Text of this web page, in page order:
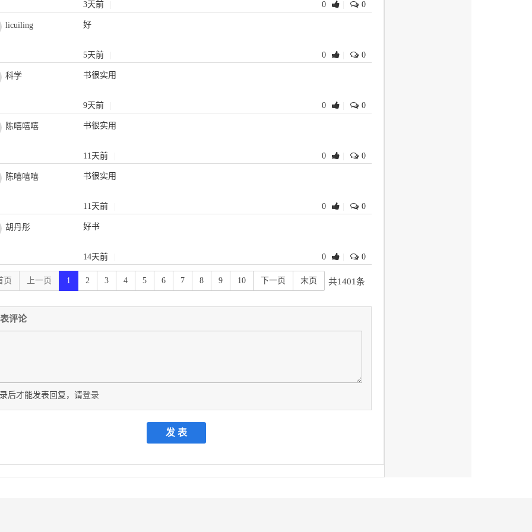
和质量控制， 脉络分明， 条理清晰， 但是在局部内容的筛选与精炼方面还存在不足， 为
对第２ 版教材进行了修订工作。 本书主要修订了以下内容： １） 在绪论中增加了“单工
造系统” “机器与零件” 两部分内容， 其目的是让学生了解随着制造技术的发展， 加工
完成多道工序，甚至可以进行车、铣等复合加工。通过介绍机器与零件， 使学生建立机
从设计到制造的总体思路， 即设计是由功能需求到机器、再到零件的过程， 而制造是
到机器的过程。 ２） 在第二章、第三章中， 将原来第七章高速切削部分的内容精简后
这样使内容更加完整， 进一步增强了知识的系统性。 ３） 在第四章增加了调刀基准的概
主要是为了使学生在分析定位误差时更容易理解定位误差产生原因的本质。同时增加了
定位方案的分析和定位误差的计算。 ４） 重新编写了第五章、第六章的内容， 将原来第
“零件获得加工精度的方法” 移到第五章第一节中， 将原来第六章第七节“工艺性问题” 分
件和产品的分析中。如此编排可使知识点更加系统完整， 以便在讲授或学生学习时保
连贯。第３ 版大大精简了机械加工中振动一节的内容。从机械加工过程的角度介绍了
的基本概念， 包括振动类型以及抑振措施等， 具体的振动原理可通过学习其他课程获
５） 重新编写了第七章“快速成形技术” 一节， 增加了“精密超精密加工技术” 一节， 删
来“高速机床” 一节， 精简了微细加工部分的内容。 ６） 对全书的思考与练习题进行了
写。 本次修订是在充分借鉴西安交通大学的经典教材———顾崇衔教授编著的《机械
工艺学》（第３ 版） （陕西科学技术出版社， １９９１ 年） 和龚定安教授编著的《机
具设计》（西安交通大学出版社， １９９２ 年） 的基础上， 经过精简编写而成。在此谨
们表示敬意。 本次修订工作由卢秉恒教授任主编， 赵万华教授、洪军教授任副主编；
、第五章、第六章由赵万华教授负责修订； 金涛老师编写了第七章第二节，并修订了第
、第四章的部分内容以及全书的思考与练习题； 魏正英副教授对全书的标准、符号等进
对。全书由卢秉恒教授统稿。浙江大学谭建荣教授、西安交通大学陈人亨教授对全书进
审定， 在此表示衷心的感谢！ 本次修订过程中， 由于编者水平有限， 疏漏之处在所难
恳请使用本书的广大师生、读者以及同仁多提宝贵意见， 以求不断完善本书的内容。
意见和建设性的建议。５ 年里部分院校也编写了多本《机械制造技术基础》教材。 本次
是在总结５ 年实践经验的基础上， 参照其他版本的同类教材， 汲取了使用该教材院校提
设性意见， 根据全国高等工业学校教学指导委员会机械制造教学指导小组审议通过的
大纲修订而成。在内容编排和体系构成上进行了较大的调整， 遵循了学生认识机械制造
的认知规律， 首先是加工方法， 然后是实现加工方法的工艺系统的构成， 包括机床、刀
进的制造技术。教材的内容选择是在继承原有教材的基础上， 力求精练。 所选内容均
堂中讲授， 带.号的小字印刷部分供学生课外自学， 也可以课堂讲授。学时仍按照６０
3天前 0 0
licuiling 好
5天前 0 0
科学 书很实用
9天前 0 0
陈嘻嘻嘻 书很实用
11天前 0 0
陈嘻嘻嘻 书很实用
11天前 0 0
胡丹彤 好书
14天前 0 0
页 上一页 1 2 3 4 5 6 7 8 9 10 下一页 末页 共1401条
评论
后才能发表回复，请登录